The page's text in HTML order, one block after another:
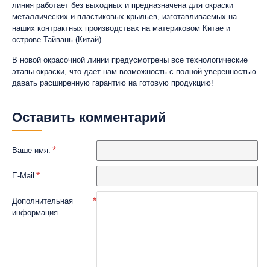
линия работает без выходных и предназначена для окраски
металлических и пластиковых крыльев, изготавливаемых на
наших контрактных производствах на материковом Китае и
острове Тайвань (Китай).
В новой окрасочной линии предусмотрены все технологические
этапы окраски, что дает нам возможность с полной уверенностью
давать расширенную гарантию на готовую продукцию!
Оставить комментарий
Ваше имя:
E-Mail
Дополнительная
информация